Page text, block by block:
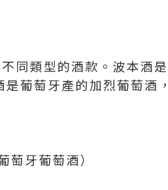
類型的酒款。波本酒
葡萄牙產的加烈葡萄酒
牙葡萄酒）